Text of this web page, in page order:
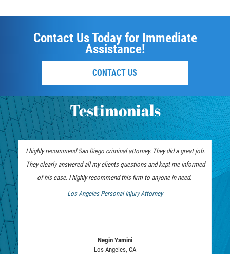
Contact Us Today for Immediate
Assistance!
CONTACT US
Testimonials
Attorney
I highly recommend San Diego criminal attorney. They did a great job.
They clearly answered all my clients questions and kept me informed
of his case. I highly recommend this firm to anyone in need.
Los Angeles Personal Injury Attorney
Negin Yamini
Los Angeles, CA